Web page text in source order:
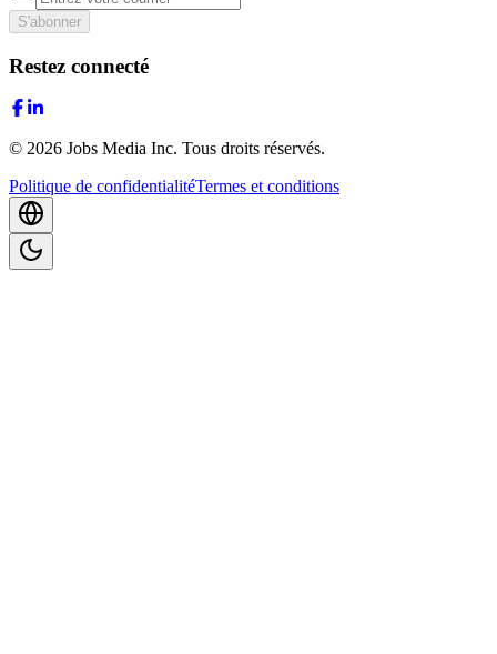
S'abonner
Restez connecté
© 2026 Jobs Media Inc. Tous droits réservés.
Politique de confidentialitéTermes et conditions